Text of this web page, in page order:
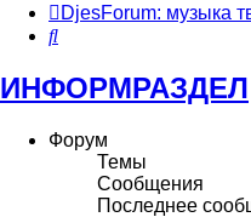
DjesForum: музыка
Поиск
ИНФОРМРАЗДЕЛ
Форум
Темы
Сообщения
Последнее